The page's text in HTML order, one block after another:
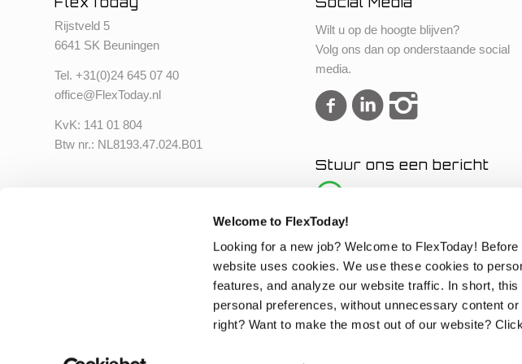
Welcome to FlexToday!
Looking for a new job? Welcome to FlexToday!
website uses cookies. We use these cookies to
features, and analyze our website traffic. In short,
personal preferences, without unnecessary content
right? Want to make the most out of our website?
Rijstveld 5
6641 SK Beuningen
Tel. +31(0)24 645 07 40
office@FlexToday.nl
KvK: 141 01 804
Btw nr.: NL8193.47.024.B01
Wilt u op de hoogte blijven?
Volg ons dan op onderstaande social
media.
Stuur ons een bericht